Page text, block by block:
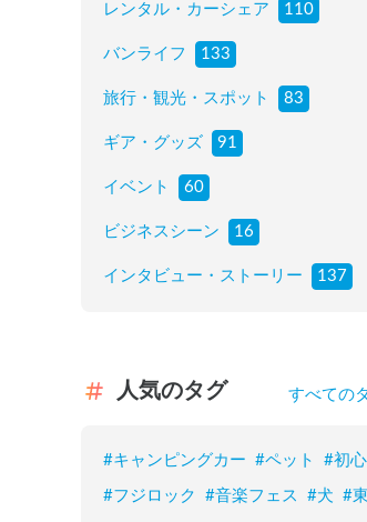
レンタル・カーシェア 110
バンライフ 133
旅行・観光・スポット 83
ギア・グッズ 91
イベント 60
ビジネスシーン 16
インタビュー・ストーリー 137
人気のタグ すべての
#キャンピングカー #ペット #初
#フジロック #音楽フェス #犬 #